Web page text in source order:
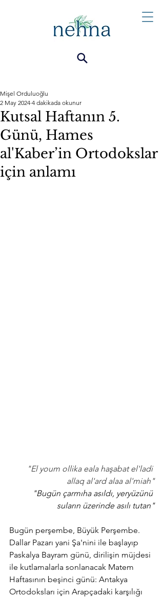
Kutsal Haftanın 5.
Günü, Hames
al'Kaber’in Ortodokslar
için anlamı
Mişel Orduluoğlu
2 May 2024 4 dakikada okunur
"El youm ollika eala haşabat el'ladi
allaq al'ard alaa al'miah"
"Bugün çarmıha asıldı, yeryüzünü
suların üzerinde asılı tutan"
Bugün perşembe, Büyük Perşembe.
Dallar Pazarı yani Şa'nini ile başlayıp
Paskalya Bayram günü, dirilişin müjdesi
ile kutlamalarla sonlanacak Matem
Haftasının beşinci günü: Antakya
Ortodoksları için Arapçadaki karşılığı